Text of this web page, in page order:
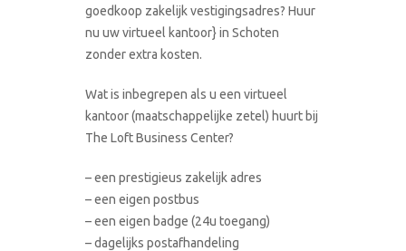
goedkoop zakelijk vestigingsadres? Huur
nu uw virtueel kantoor} in Schoten
zonder extra kosten.
Wat is inbegrepen als u een virtueel
kantoor (maatschappelijke zetel) huurt bij
The Loft Business Center?
– een prestigieus zakelijk adres
– een eigen postbus
– een eigen badge (24u toegang)
– dagelijks postafhandeling